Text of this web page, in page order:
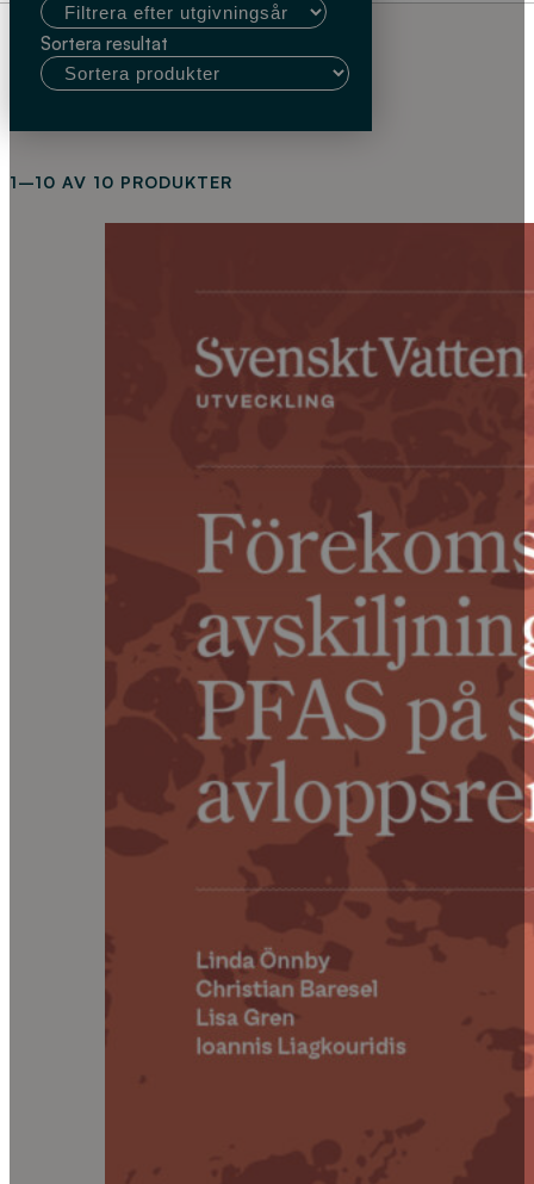
Sortera resultat
1–10 AV 10 PRODUKTER